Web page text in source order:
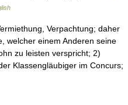
Verpachtung; daher
welcher einem Anderen seine
zu leisten verspricht; 2)
Klassengläubiger im Concurs;